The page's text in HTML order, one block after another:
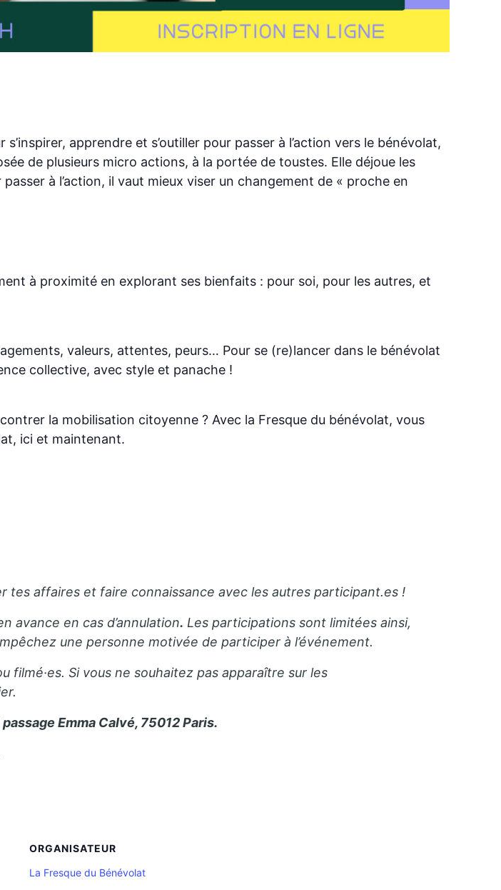
apprendre et s’outiller pour passer à l’action vers le bénévolat,
de plusieurs micro actions, à la portée de toustes. Elle déjoue les
à l’action, il vaut mieux viser un changement de « proche en
à proximité en explorant ses bienfaits : pour soi, pour les autres, et
valeurs, attentes, peurs… Pour se (re)lancer dans le bénévolat
collective, avec style et panache !
la mobilisation citoyenne ? Avec la Fresque du bénévolat, vous
ici et maintenant.
tes affaires et faire connaissance avec les autres participant.es !
avance en cas d’annulation. Les participations sont limitées ainsi,
une personne motivée de participer à l’événement.
filmé·es. Si vous ne souhaitez pas apparaître sur les
Emma Calvé, 75012 Paris.
ORGANISATEUR
La Fresque du Bénévolat